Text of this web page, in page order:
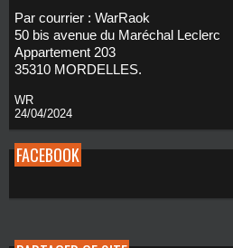
Par courrier : WarRaok
50 bis avenue du Maréchal Leclerc
Appartement 203
35310 MORDELLES.
WR
24/04/2024
FACEBOOK